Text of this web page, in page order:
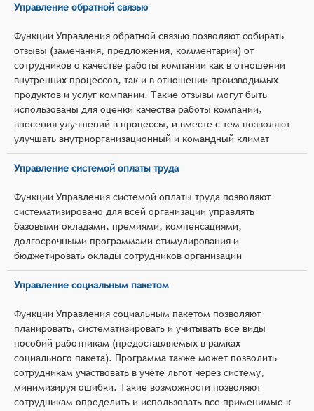
Управление обратной связью
Функции Управления обратной связью позволяют собирать
отзывы (замечания, предложения, комментарии) от
сотрудников о качестве работы компании как в отношении
внутренних процессов, так и в отношении производимых
продуктов и услуг компании. Такие отзывы могут быть
использованы для оценки качества работы компании,
внесения улучшений в процессы, и вместе с тем позволяют
улучшать внутриорганизационный и командный климат
Управление системой оплаты труда
Функции Управления системой оплаты труда позволяют
систематизировано для всей организации управлять
базовыми окладами, премиями, компенсациями,
долгосрочными программами стимулирования и
бюджетировать оклады сотрудников организации
Управление социальным пакетом
Функции Управления социальным пакетом позволяют
планировать, систематизировать и учитывать все виды
пособий работникам (предоставляемых в рамках
социального пакета). Программа также может позволить
сотрудникам участвовать в учёте льгот через систему,
минимизируя ошибки. Такие возможности позволяют
сотрудникам определить и использовать все применимые к